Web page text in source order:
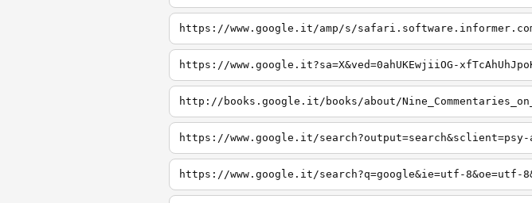
https://www.google.it/amp/s/
https://www.google.it?sa=X&ved=0ahUKEwjiiOG-
http://books.google.it/books/about/